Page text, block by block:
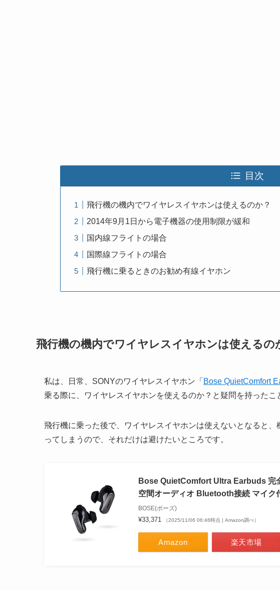
目次
飛行機の機内でワイヤレスイヤホンは使えるのか？
2014年9月1日から電子機器の使用制限が緩和
国内線フライトの場合
国際線フライトの場合
飛行機に乗るときのお勧め有線イヤホン
飛行機の機内でワイヤレスイヤホンは使えるの
私は、日常、SONYのワイヤレスイヤホン「 Bose QuietComfort
乗る際に、ワイヤレスイヤホンを使えるのか？と疑問を持ったこ
飛行機に乗った後で、ワイヤレスイヤホンは使えないとなると
ってしまうので、それだけは避けたいところです。
Bose QuietComfort Ultra Earbuds 完
空間オーディオ Bluetooth接続 マイク
BOSE(ボーズ)
¥33,371 （2025/11/06 06:46時点 | Amazon調べ）
Amazon 楽天市場